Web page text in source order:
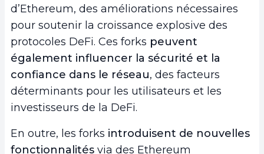
d’Ethereum, des améliorations nécessaires
pour soutenir la croissance explosive des
protocoles DeFi. Ces forks peuvent
également influencer la sécurité et la
confiance dans le réseau, des facteurs
déterminants pour les utilisateurs et les
investisseurs de la DeFi.
En outre, les forks introduisent de nouvelles
fonctionnalités via des Ethereum